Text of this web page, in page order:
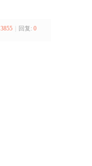
3855 | 回复: 0